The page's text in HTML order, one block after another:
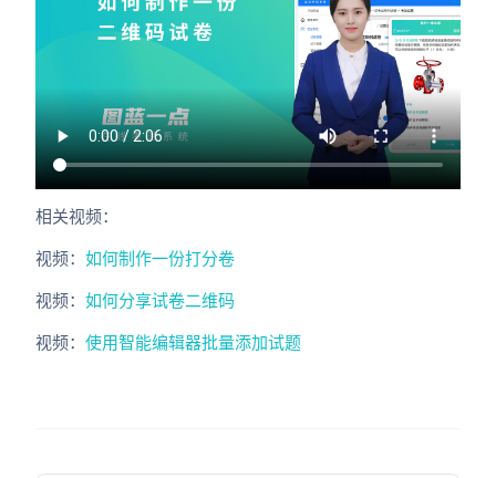
相关视频：
视频： 如何制作一份打分卷
视频： 如何分享试卷二维码
视频： 使用智能编辑器批量添加试题